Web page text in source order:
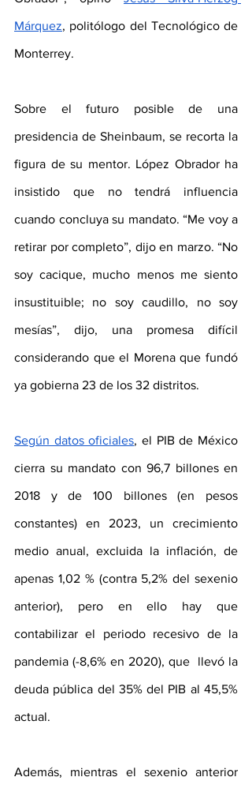
Márquez, politólogo del Tecnológico de
Monterrey.
Sobre el futuro posible de una
presidencia de Sheinbaum, se recorta la
figura de su mentor. López Obrador ha
insistido que no tendrá influencia
cuando concluya su mandato. “Me voy a
retirar por completo”, dijo en marzo. “No
soy cacique, mucho menos me siento
insustituible; no soy caudillo, no soy
mesías”, dijo, una promesa difícil
considerando que el Morena que fundó
ya gobierna 23 de los 32 distritos.
Según datos oficiales, el PIB de México
cierra su mandato con 96,7 billones en
2018 y de 100 billones (en pesos
constantes) en 2023, un crecimiento
medio anual, excluida la inflación, de
apenas 1,02 % (contra 5,2% del sexenio
anterior), pero en ello hay que
contabilizar el periodo recesivo de la
pandemia (-8,6% en 2020), que  llevó la
deuda pública del 35% del PIB al 45,5%
actual.
Además, mientras el sexenio anterior